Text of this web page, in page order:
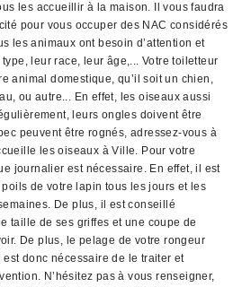
les accueillir à la maison. Il vous faudra
pour vous occuper des NAC considérés
les animaux ont besoin d’attention et
leur race, leur âge,... Votre toiletteur
animal domestique, qu’il soit un chien,
ou autre... En effet, les oiseaux aussi
leurs ongles doivent être
peuvent être rognés, adressez-vous à
les oiseaux à Ville. Pour votre
journalier est nécessaire. En effet, il est
de votre lapin tous les jours et les
De plus, il est conseillé
taille de ses griffes et une coupe de
De plus, le pelage de votre rongeur
donc nécessaire de le traiter et
N’hésitez pas à vous renseigner,